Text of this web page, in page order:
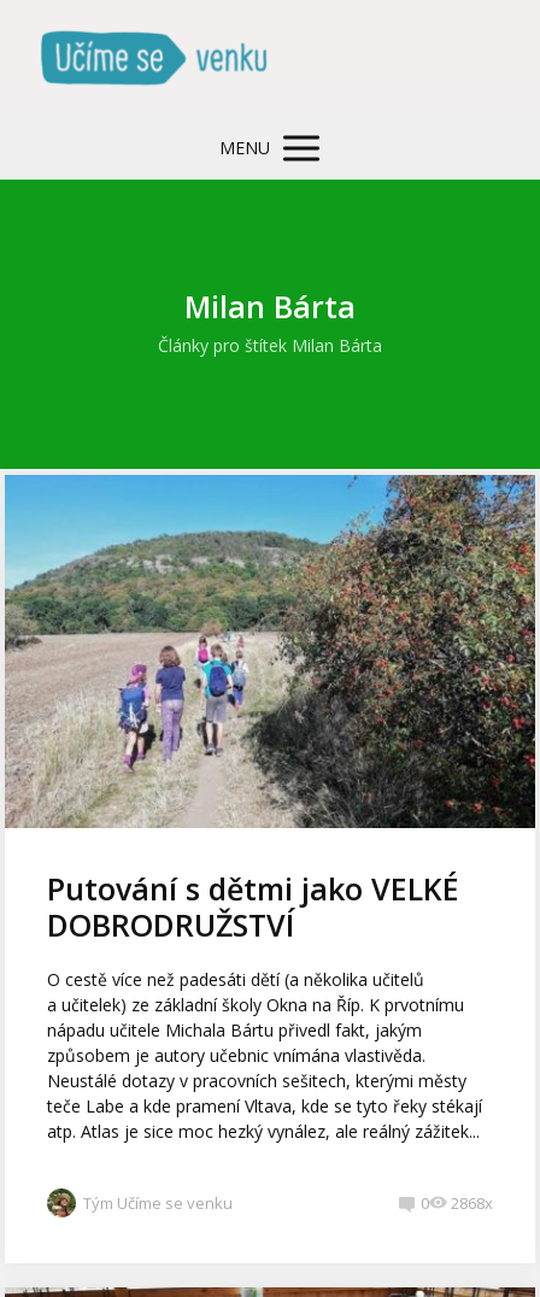
MENU
Milan Bárta
Články pro štítek Milan Bárta
Putování s dětmi jako VELKÉ
DOBRODRUŽSTVÍ
O cestě více než padesáti dětí (a několika učitelů
a učitelek) ze základní školy Okna na Říp. K prvotnímu
nápadu učitele Michala Bártu přivedl fakt, jakým
způsobem je autory učebnic vnímána vlastivěda.
Neustálé dotazy v pracovních sešitech, kterými městy
teče Labe a kde pramení Vltava, kde se tyto řeky stékají
atp. Atlas je sice moc hezký vynález, ale reálný zážitek...
Tým Učíme se venku 0 2868x